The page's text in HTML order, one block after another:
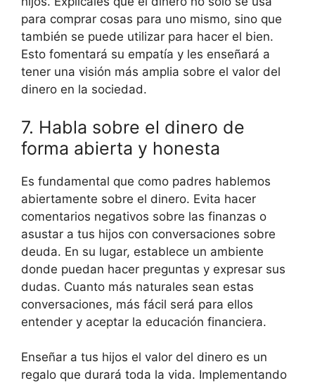
para comprar cosas para uno mismo, sino que
también se puede utilizar para hacer el bien.
Esto fomentará su empatía y les enseñará a
tener una visión más amplia sobre el valor del
dinero en la sociedad.
7. Habla sobre el dinero de
forma abierta y honesta
Es fundamental que como padres hablemos
abiertamente sobre el dinero. Evita hacer
comentarios negativos sobre las finanzas o
asustar a tus hijos con conversaciones sobre
deuda. En su lugar, establece un ambiente
donde puedan hacer preguntas y expresar sus
dudas. Cuanto más naturales sean estas
conversaciones, más fácil será para ellos
entender y aceptar la educación financiera.
Enseñar a tus hijos el valor del dinero es un
regalo que durará toda la vida. Implementando